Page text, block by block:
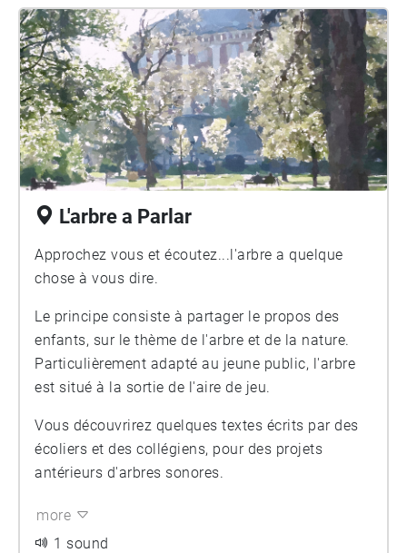
L'arbre a Parlar
Approchez vous et écoutez...l'arbre a quelque
chose à vous dire.
Le principe consiste à partager le propos des
enfants, sur le thème de l'arbre et de la nature.
Particulièrement adapté au jeune public, l'arbre
est situé à la sortie de l'aire de jeu.
Vous découvrirez quelques textes écrits par des
écoliers et des collégiens, pour des projets
antérieurs d'arbres sonores.
more
1 sound